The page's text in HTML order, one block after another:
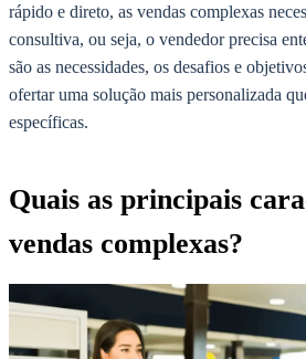
rápido e direto, as vendas complexas
consultiva, ou seja, o vendedor precisa
são as necessidades, os desafios e
ofertar uma solução mais personalizada
específicas.
Quais as principais
vendas complexas?